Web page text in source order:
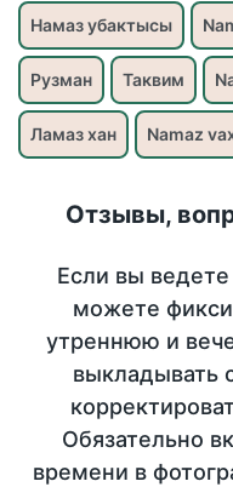
Намаз убактысы
Рузман Таквим
Ламаз хан Namaz
Отзывы,
Если вы
можете
утреннюю и
выкладывать
Обязательно
времени в